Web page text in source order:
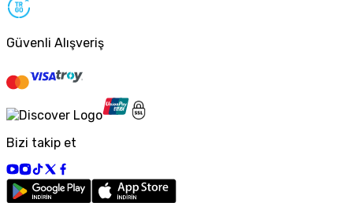
Güvenli Alışveriş
Bizi takip et